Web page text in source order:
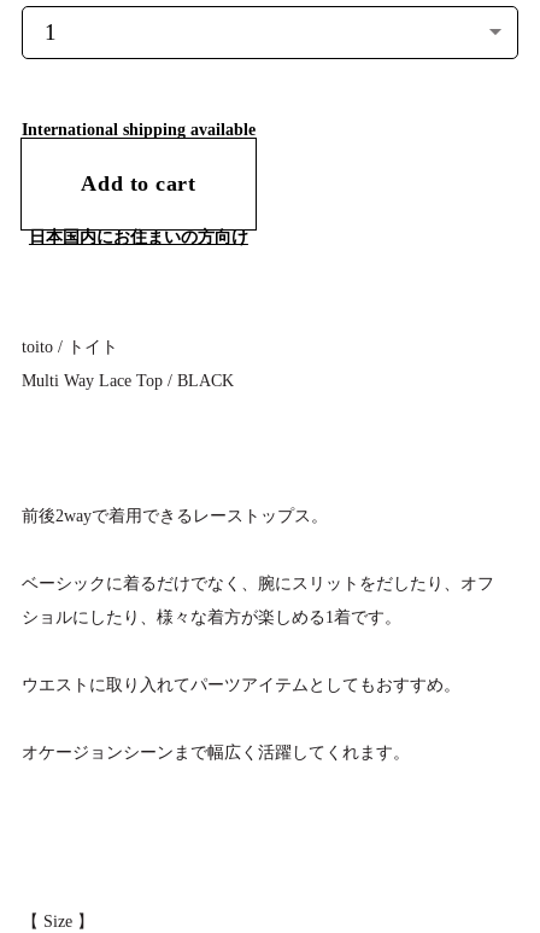
International shipping available
Add to cart
日本国内にお住まいの方向け
toito / トイト
Multi Way Lace Top / BLACK
前後2wayで着用できるレーストップス。
ベーシックに着るだけでなく、腕にスリットをだしたり、オフ
ショルにしたり、様々な着方が楽しめる1着です。
ウエストに取り入れてパーツアイテムとしてもおすすめ。
オケージョンシーンまで幅広く活躍してくれます。
【 Size 】